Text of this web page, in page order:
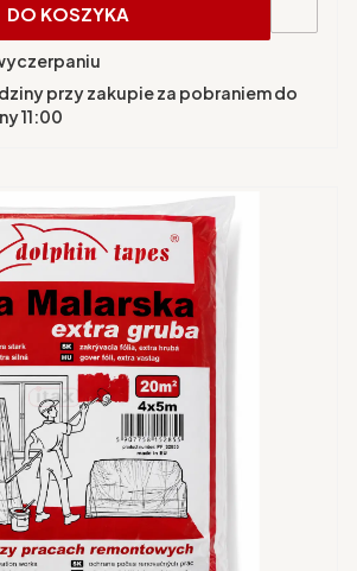
DO KOSZYKA
przy zakupie za pobraniem do
11:00